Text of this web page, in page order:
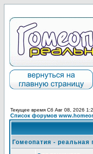
Текущее время Сб Авг 08, 2026
Список форумов
Гомеопатия - реальная